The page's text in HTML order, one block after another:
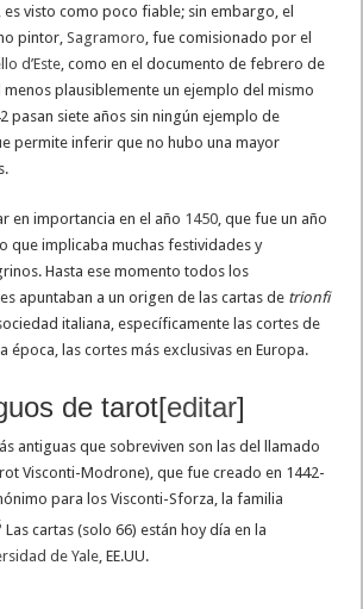
es visto como poco fiable; sin embargo, el
pintor,Sagramoro , fue comisionado por el
d’Este , como en el documento de febrero de
menos plausiblemente un ejemplo del mismo
pasan siete años sin ningún ejemplo de
permite inferir que no hubo una mayor
en importancia en el año 1450 , que fue un año
que implicaba muchas festividades y
Hasta ese momento todos los
apuntaban a un origen de las cartas de trionfi
italiana, específicamente las cortes de
época, las cortes más exclusivas en Europa.
de tarot[editar]
antiguas que sobreviven son las del llamado
Visconti-Modrone), que fue creado en 1442-
para los Visconti-Sforza, la familia
​ Las cartas (solo 66) están hoy día en la
de Yale , EE.UU.